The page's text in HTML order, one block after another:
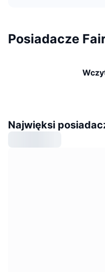
Posiadacze
Najwięksi